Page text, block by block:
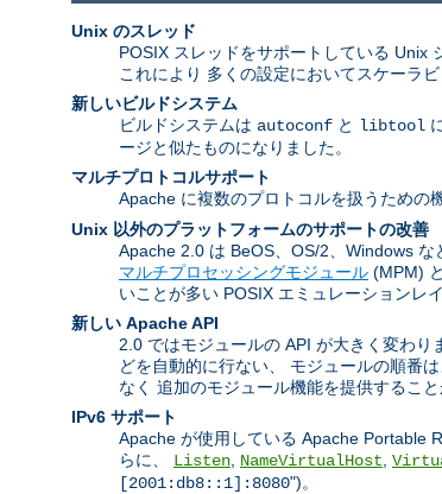
Unix のスレッド
POSIX スレッドをサポートしている Unix
これにより 多くの設定においてスケーラビ
新しいビルドシステム
ビルドシステムは autoconf と libtool
ージと似たものになりました。
マルチプロトコルサポート
Apache に複数のプロトコルを扱うための
Unix 以外のプラットフォームのサポートの改善
Apache 2.0 は BeOS、OS/2、Windows
マルチプロセッシングモジュール (MPM)
いことが多い POSIX エミュレーションレ
新しい Apache API
2.0 ではモジュールの API が大きく変わ
どを自動的に行ない、 モジュールの順番
なく 追加のモジュール機能を提供するこ
IPv6 サポート
Apache が使用している Apache Portable
らに、 Listen NameVirtualHost
[2001:db8::1]:8080")。